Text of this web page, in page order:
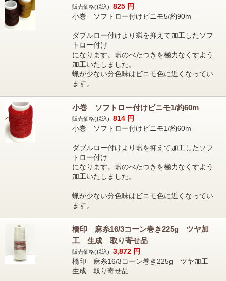
販売価格(税込): 825 円
小巻 ソフトロー付けビニモ5/約90m
ダブルロー付けより蝋を抑えて加工したソフ
トロー付け
になります。蝋のべたつきを極力なくすよう
加工いたしました。
蝋が少ない分色味はビニモ色に近くなってい
ます。
小巻 ソフトロー付けビニモ1/約60m
販売価格(税込): 814 円
小巻 ソフトロー付けビニモ1/約60m
ダブルロー付けより蝋を抑えて加工したソフ
トロー付け
になります。蝋のべたつきを極力なくすよう
加工いたしました。
蝋が少ない分色味はビニモ色に近くなってい
ます。
橋印 麻糸16/3コーン巻き225g ツヤ加
工 生成 取り寄せ品
販売価格(税込): 3,872 円
橋印 麻糸16/3コーン巻き225g ツヤ加工
生成 取り寄せ品